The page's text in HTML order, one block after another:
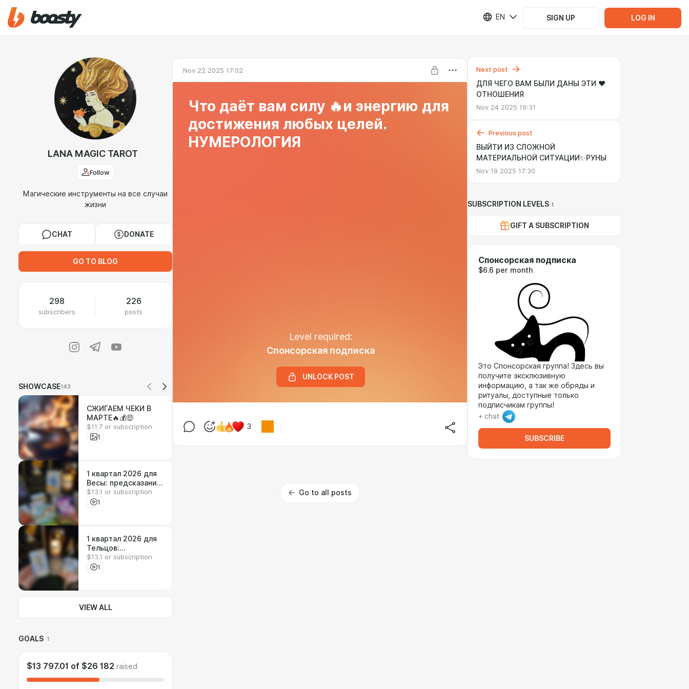
EN SIGN UP LOG IN
LANA MAGIC TAROT
Follow
Магические инструменты на все случаи
жизни
CHAT DONATE
GO TO BLOG
298
subscribers
226
posts
SHOWCASE143
СЖИГАЕМ ЧЕКИ В
МАРТЕ🔥💰🤑
$11.7 or subscription
1
1 квартал 2026 для
Весы: предсказания
и откровения от
Ланы
$13.1 or subscription
1
1 квартал 2026 для
Тельцов:
предсказания и
откровения от Ланы
$13.1 or subscription
1
VIEW ALL
GOALS 1
$13 797.01 of $26 182 raised
Nov 22 2025 17:02
Что даёт вам силу 🔥и энергию для
достижения любых целей.
НУМЕРОЛОГИЯ
Level required:
Спонсорская подписка
UNLOCK POST
3
Go to all posts
Next post
ДЛЯ ЧЕГО ВАМ БЫЛИ ДАНЫ ЭТИ ❤️
ОТНОШЕНИЯ
Nov 24 2025 19:31
Previous post
ВЫЙТИ ИЗ СЛОЖНОЙ
МАТЕРИАЛЬНОЙ СИТУАЦИИ✨РУНЫ
Nov 19 2025 17:30
SUBSCRIPTION LEVELS 1
GIFT A SUBSCRIPTION
Спонсорская подписка
$6.6 per month
Это Спонсорская группа! Здесь вы
получите эксклюзивную
информацию, а так же обряды и
ритуалы, доступные только
подписчикам группы!
+ chat
SUBSCRIBE